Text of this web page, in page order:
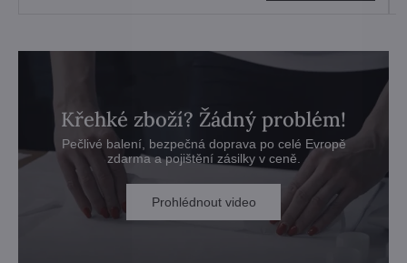
Křehké zboží? Žádný problém!
Pečlivé balení, bezpečná doprava po celé Evropě
zdarma a pojištění zásilky v ceně.
Prohlédnout video